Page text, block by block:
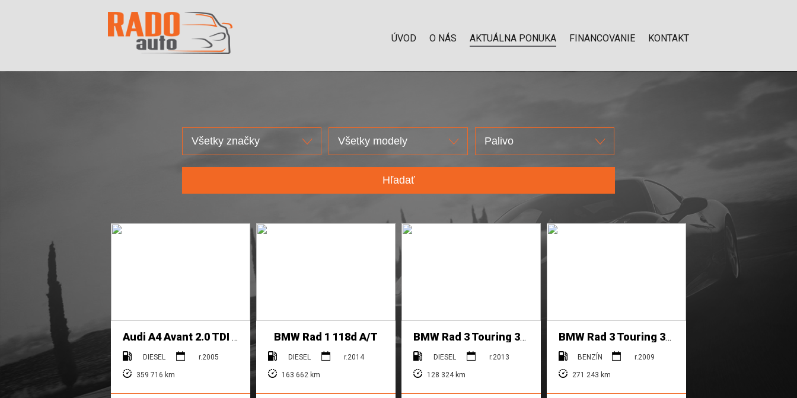
ÚVOD O NÁS AKTUÁLNA PONUKA FINANCOVANIE KONTAKT
Audi A4 Avant 2.0 TDI Premium multitronic
DIESEL r.2005
359 716 km
BMW Rad 1 118d A/T
DIESEL r.2014
163 662 km
BMW Rad 3 Touring 316d
DIESEL r.2013
128 324 km
BMW Rad 3 Touring 325i xDrive
BENZÍN r.2009
271 243 km